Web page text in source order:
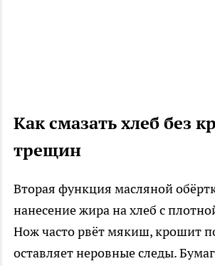
Как смазать хлеб без
трещин
Вторая функция масляной
нанесение жира на хлеб с
Нож часто рвёт мякиш, крошит
оставляет неровные следы.